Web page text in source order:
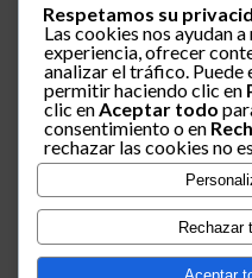
25J – Día Mundial para la
ERE encubierto en H&M
Actes centrals 90 aniversari
central i per dies. Materials
VAGA TELEMARKETING
DOCUMENTAL
SANITAT
Respetamos su
Las cookies nos ayudan
experiencia, ofrecer
analizar el tráfico. Puede
permitir haciendo clic en
clic en Aceptar todo
consentimiento o en
rechazar las cookies no
Rechazar